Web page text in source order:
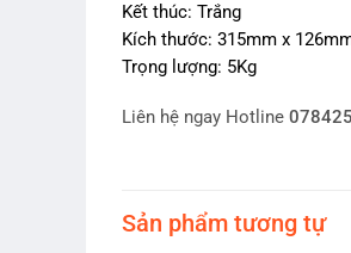
Kết thúc: Trắng
Kích thước: 315mm x
Trọng lượng: 5Kg
Liên hệ ngay Hotline
Sản phẩm tương tự